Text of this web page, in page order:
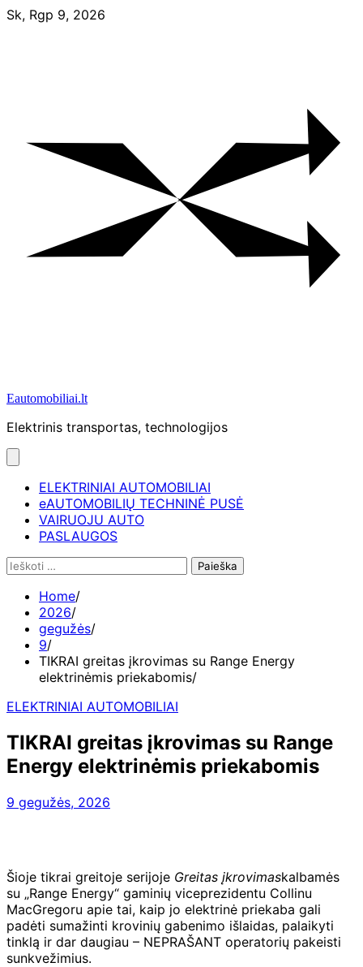
Skip
Sk, Rgp 9, 2026
Eautomobiliai.lt
Elektrinis transportas, technologijos
ELEKTRINIAI AUTOMOBILIAI
eAUTOMOBILIŲ TECHNINĖ PUSĖ
VAIRUOJU AUTO
PASLAUGOS
Ieškoti:
Home
2026
gegužės
9
TIKRAI greitas įkrovimas su Range Energy
elektrinėmis priekabomis
ELEKTRINIAI AUTOMOBILIAI
TIKRAI greitas įkrovimas su Range
Energy elektrinėmis priekabomis
9 gegužės, 2026
Šioje tikrai greitoje serijoje Greitas įkrovimaskalbamės
su „Range Energy“ gaminių viceprezidentu Collinu
MacGregoru apie tai, kaip jo elektrinė priekaba gali
padėti sumažinti krovinių gabenimo išlaidas, palaikyti
tinklą ir dar daugiau – NEPRAŠANT operatorių pakeisti
sunkvežimius.